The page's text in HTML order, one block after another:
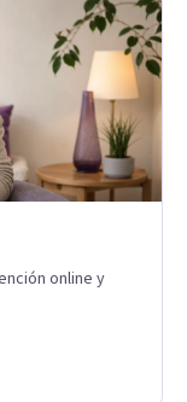
online y